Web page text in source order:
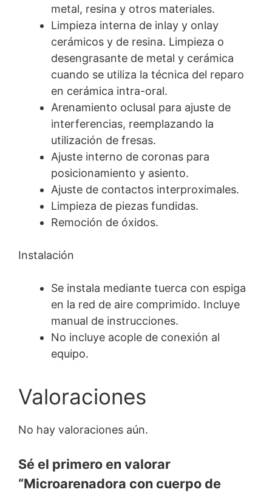
metal, resina y otros materiales.
Limpieza interna de inlay y onlay
cerámicos y de resina. Limpieza o
desengrasante de metal y cerámica
cuando se utiliza la técnica del reparo
en cerámica intra-oral.
Arenamiento oclusal para ajuste de
interferencias, reemplazando la
utilización de fresas.
Ajuste interno de coronas para
posicionamiento y asiento.
Ajuste de contactos interproximales.
Limpieza de piezas fundidas.
Remoción de óxidos.
Instalación
Se instala mediante tuerca con espiga
en la red de aire comprimido. Incluye
manual de instrucciones.
No incluye acople de conexión al
equipo.
Valoraciones
No hay valoraciones aún.
Sé el primero en valorar
“Microarenadora con cuerpo de